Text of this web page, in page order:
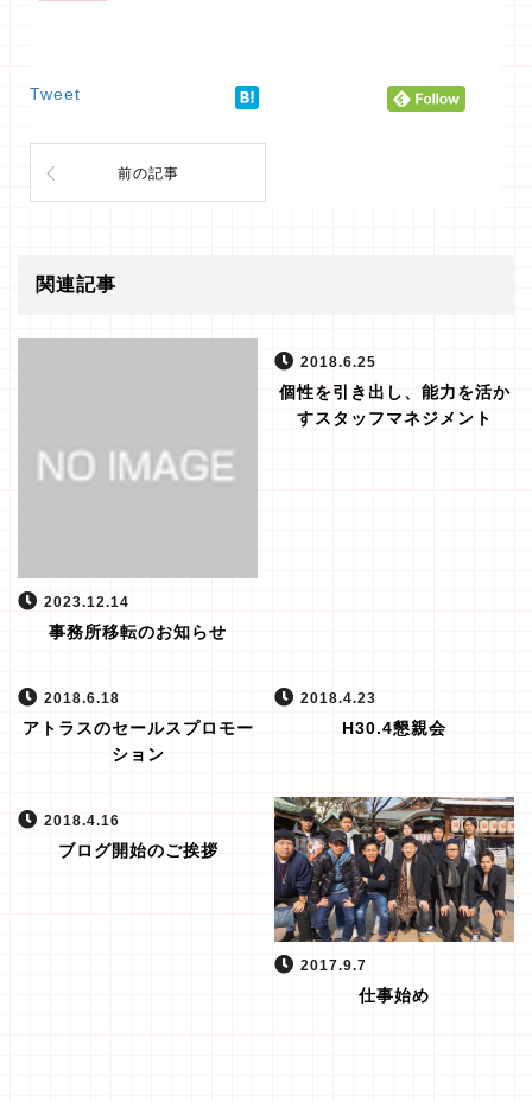
Tweet
前の記事
関連記事
2023.12.14
事務所移転のお知らせ
2018.6.25
個性を引き出し、能力を活か
すスタッフマネジメント
2018.6.18
アトラスのセールスプロモー
ション
2018.4.23
H30.4懇親会
2018.4.16
ブログ開始のご挨拶
2017.9.7
仕事始め